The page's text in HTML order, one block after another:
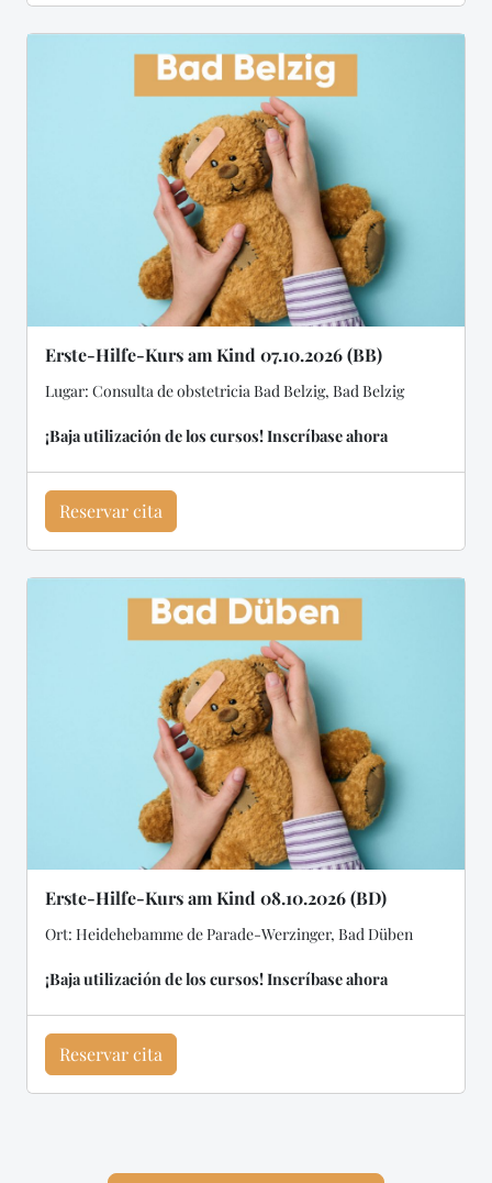
Erste-Hilfe-Kurs am Kind 07.10.2026 (BB)
Lugar: Consulta de obstetricia Bad Belzig, Bad Belzig
¡Baja utilización de los cursos! Inscríbase ahora
Reservar cita
Erste-Hilfe-Kurs am Kind 08.10.2026 (BD)
Ort: Heidehebamme de Parade-Werzinger, Bad Düben
¡Baja utilización de los cursos! Inscríbase ahora
Reservar cita